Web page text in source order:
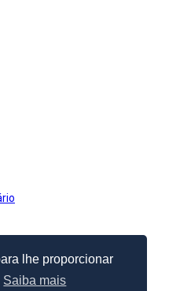
lhe proporcionar
Saiba mais